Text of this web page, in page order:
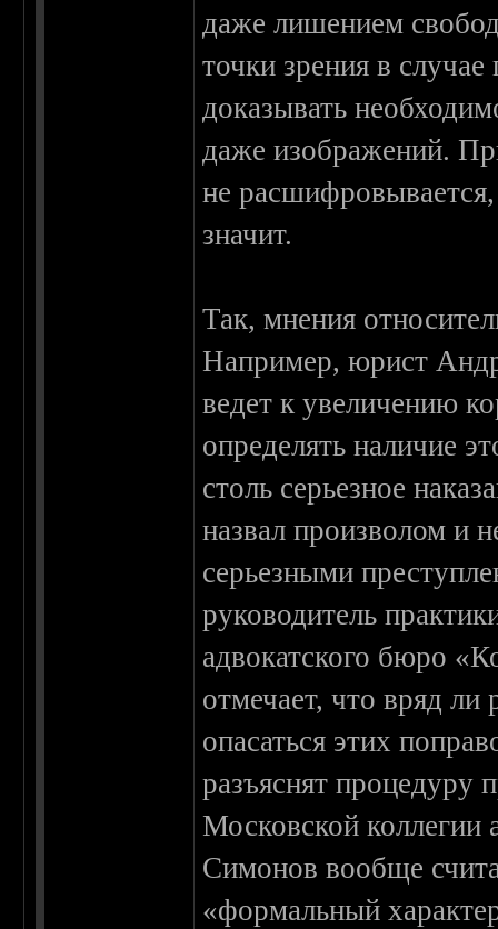
даже лишением
точки зрения в
доказывать
даже изображений.
не
значит.
Так, мнения
Например, юрист
ведет к увеличению
определять наличие
столь серьезное
назвал произволом и
серьезными
руководитель
адвокатского бюро
отмечает, что вряд ли
опасаться этих
разъяснят процедуру
Московской коллегии
Симонов вообще
«формальный